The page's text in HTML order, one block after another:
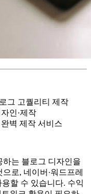
그 고퀄리티 제작
인·제작
벽 제작 서비스
는 블로그 디자인을
로, 네이버·워드프레
할 수 있습니다. 수익